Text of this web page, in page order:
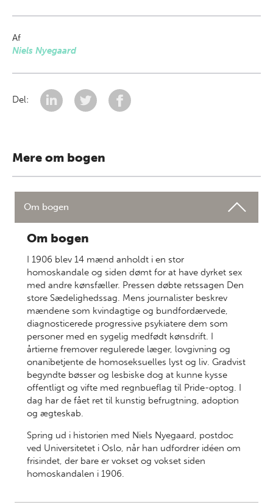
Af
Niels Nyegaard
Del:
Mere om bogen
Om bogen
Om bogen
I 1906 blev 14 mænd anholdt i en stor
homoskandale og siden dømt for at have dyrket sex
med andre kønsfæller. Pressen døbte retssagen Den
store Sædelighedssag. Mens journalister beskrev
mændene som kvindagtige og bundfordærvede,
diagnosticerede progressive psykiatere dem som
personer med en sygelig medfødt kønsdrift. I
årtierne fremover regulerede læger, lovgivning og
onanibetjente de homoseksuelles lyst og liv. Gradvist
begyndte bøsser og lesbiske dog at kunne kysse
offentligt og vifte med regnbueflag til Pride-optog. I
dag har de fået ret til kunstig befrugtning, adoption
og ægteskab.
Spring ud i historien med Niels Nyegaard, postdoc
ved Universitetet i Oslo, når han udfordrer idéen om
frisindet, der bare er vokset og vokset siden
homoskandalen i 1906.